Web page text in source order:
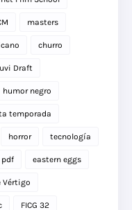
masters
churro
Draft
humor negro
temporada
horror tecnología
pdf eastern eggs
Vértigo
FICG 32